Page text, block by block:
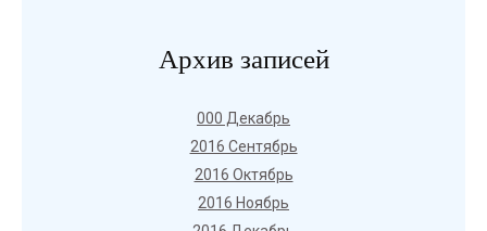
Архив записей
000 Декабрь
2016 Сентябрь
2016 Октябрь
2016 Ноябрь